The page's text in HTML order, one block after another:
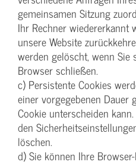
gemeinsamen Sitzung
Ihr Rechner wiedererkannt
unsere Website
werden gelöscht, wenn
Browser schließen.
c) Persistente Cookies
einer vorgegebenen Dauer
Cookie unterscheiden
den
löschen.
d) Sie können Ihre